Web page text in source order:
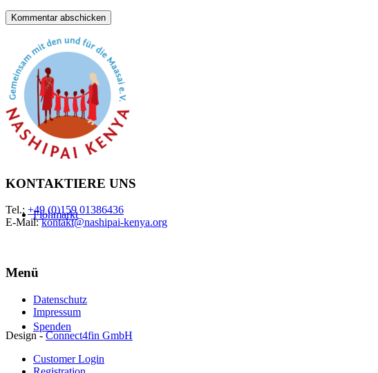
Impressum
Flohmarkt
Spenden
KONTAKTIERE UNS
Tel.: +49 (0)159 01386436
E-Mail:kontakt@nashipai-kenya.org
Menü
Datenschutz
Impressum
Design -Connect4fin GmbH
Customer Login